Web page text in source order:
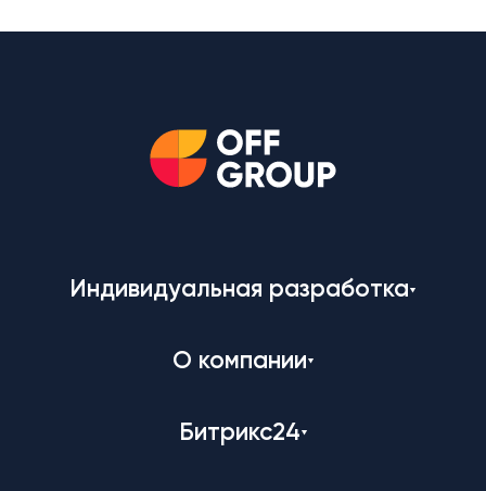
Индивидуальная разработка
О компании
Битрикс24